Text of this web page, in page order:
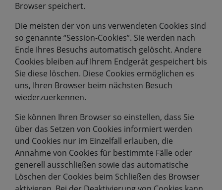
Browser speichert.
Die meisten der von uns verwendeten Cookies sind
so genannte “Session-Cookies”. Sie werden nach
Ende Ihres Besuchs automatisch gelöscht. Andere
Cookies bleiben auf Ihrem Endgerät gespeichert bis
Sie diese löschen. Diese Cookies ermöglichen es
uns, Ihren Browser beim nächsten Besuch
wiederzuerkennen.
Sie können Ihren Browser so einstellen, dass Sie
über das Setzen von Cookies informiert werden
und Cookies nur im Einzelfall erlauben, die
Annahme von Cookies für bestimmte Fälle oder
generell ausschließen sowie das automatische
Löschen der Cookies beim Schließen des Browser